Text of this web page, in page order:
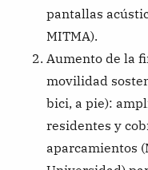
pantallas
MITMA).
Aumento de la
movilidad
bici, a pie):
residentes y
aparcamientos